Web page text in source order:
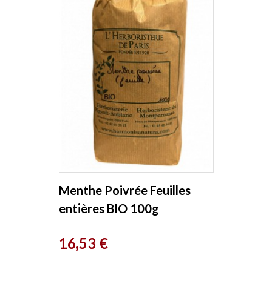
Menthe Poivrée Feuilles
entières BIO 100g
Prix
16,53 €